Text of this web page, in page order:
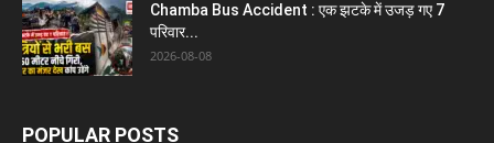
Chamba Bus Accident : एक झटके में उजड़ गए 7
परिवार...
2026-08-08
POPULAR POSTS